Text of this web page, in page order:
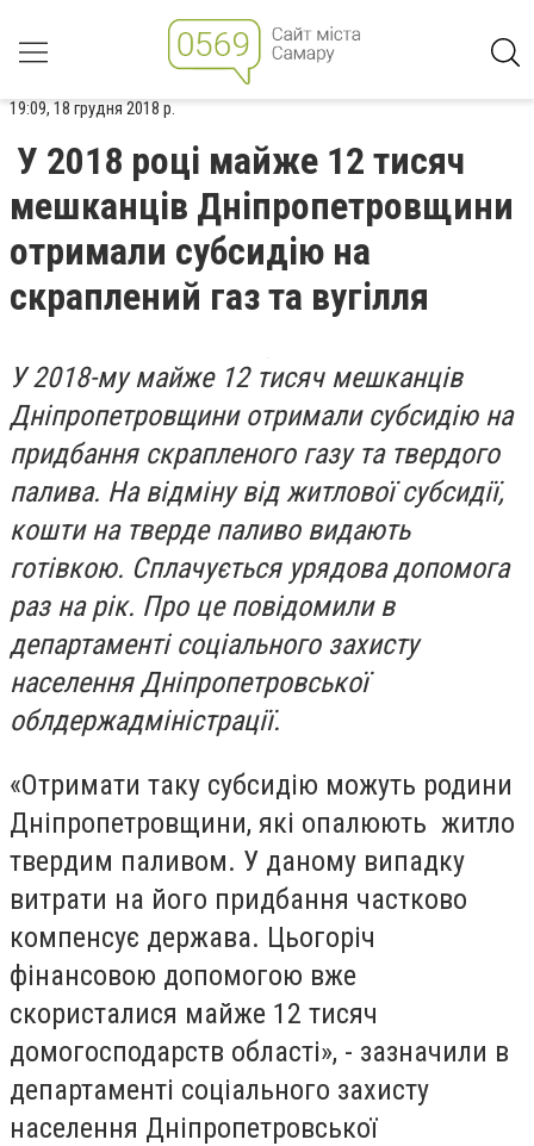
19:09, 18 грудня 2018 р.
У 2018 році майже 12 тисяч
мешканців Дніпропетровщини
отримали субсидію на
скраплений газ та вугілля
У 2018-му майже 12 тисяч мешканців
Дніпропетровщини отримали субсидію на
придбання скрапленого газу та твердого
палива. На відміну від житлової субсидії,
кошти на тверде паливо видають
готівкою. Сплачується урядова допомога
раз на рік. Про це повідомили в
департаменті соціального захисту
населення Дніпропетровської
облдержадміністрації.
«Отримати таку субсидію можуть родини
Дніпропетровщини, які опалюють житло
твердим паливом. У даному випадку
витрати на його придбання частково
компенсує держава. Цьогоріч
фінансовою допомогою вже
скористалися майже 12 тисяч
домогосподарств області», - зазначили в
департаменті соціального захисту
населення Дніпропетровської